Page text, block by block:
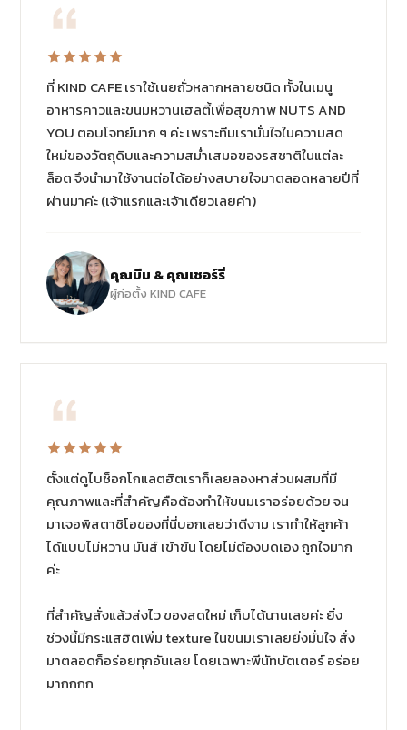
ที่ KIND CAFE เราใช้เนยถั่วหลากหลายชนิด ทั้งในเมนู
อาหารคาวและขนมหวานเฮลตี้เพื่อสุขภาพ NUTS AND
YOU ตอบโจทย์มาก ๆ ค่ะ เพราะทีมเรามั่นใจในความสด
ใหม่ของวัตถุดิบและความสม่ำเสมอของรสชาติในแต่ละ
ล็อต จึงนำมาใช้งานต่อได้อย่างสบายใจมาตลอดหลายปีที่
ผ่านมาค่ะ (เจ้าแรกและเจ้าเดียวเลยค่า)
คุณบีม & คุณเชอร์รี่
ผู้ก่อตั้ง KIND CAFE
ตั้งแต่ดูไบช็อกโกแลตฮิตเราก็เลยลองหาส่วนผสมที่มี
คุณภาพและที่สำคัญคือต้องทำให้ขนมเราอร่อยด้วย จน
มาเจอพิสตาชิโอของที่นี่บอกเลยว่าดีงาม เราทำให้ลูกค้า
ได้แบบไม่หวาน มันส์ เข้าข้น โดยไม่ต้องบดเอง ถูกใจมาก
ค่ะ
ที่สำคัญสั่งแล้วส่งไว ของสดใหม่ เก็บได้นานเลยค่ะ ยิ่ง
ช่วงนี้มีกระแสฮิตเพิ่ม texture ในขนมเราเลยยิ่งมั่นใจ สั่ง
มาตลอดก็อร่อยทุกอันเลย โดยเฉพาะพีนัทบัตเตอร์ อร่อย
มากกกก